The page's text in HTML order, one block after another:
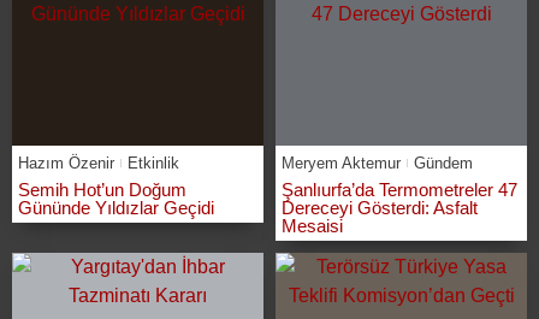
Hazım Özenir Etkinlik
Semih Hot’un Doğum
Gününde Yıldızlar Geçidi
Meryem Aktemur Gündem
Şanlıurfa’da Termometreler 47
Dereceyi Gösterdi: Asfalt
Mesaisi